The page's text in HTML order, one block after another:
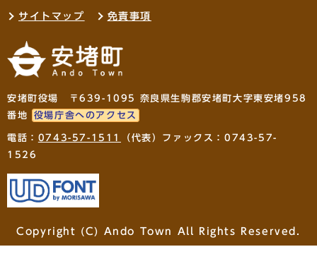
サイトマップ 免責事項
安堵町役場 〒639-1095 奈良県生駒郡安堵町大字東安堵958
番地
役場庁舎へのアクセス
電話： 0743-57-1511
（代表）ファックス：0743-57-
1526
Copyright (C) Ando Town All Rights Reserved.